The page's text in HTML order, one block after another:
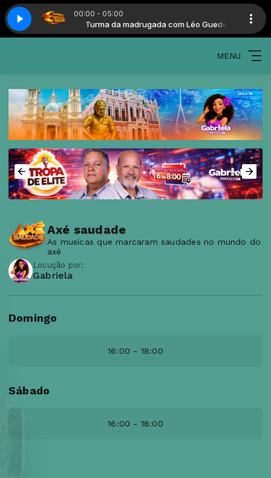
00:00 - 05:00
com Léo Guedes Turma da madrugada com Léo Guedes
MENU
Axé saudade
As musicas que marcaram saudades no mundo do
axé
Locução por:
Gabriela
Domingo
16:00 - 18:00
Sábado
16:00 - 18:00